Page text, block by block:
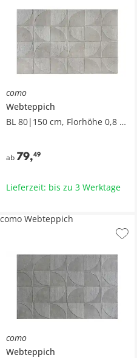
como
Webteppich
BL 80|150 cm, Florhöhe 0,8 cm
ab 79,49
Lieferzeit: bis zu 3 Werktage
como
Webteppich
como Webteppich